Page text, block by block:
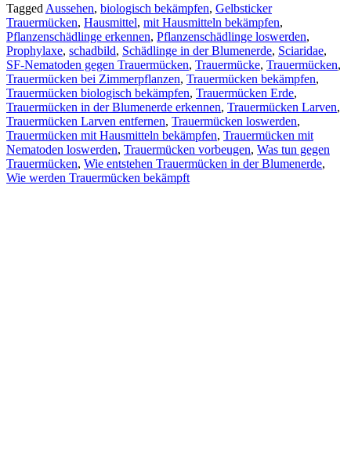
Tagged Aussehen, biologisch bekämpfen, Gelbsticker
Trauermücken, Hausmittel, mit Hausmitteln bekämpfen,
Pflanzenschädlinge erkennen, Pflanzenschädlinge loswerden,
Prophylaxe, schadbild, Schädlinge in der Blumenerde, Sciaridae,
SF-Nematoden gegen Trauermücken, Trauermücke, Trauermücken,
Trauermücken bei Zimmerpflanzen, Trauermücken bekämpfen,
Trauermücken biologisch bekämpfen, Trauermücken Erde,
Trauermücken in der Blumenerde erkennen, Trauermücken Larven,
Trauermücken Larven entfernen, Trauermücken loswerden,
Trauermücken mit Hausmitteln bekämpfen, Trauermücken mit
Nematoden loswerden, Trauermücken vorbeugen, Was tun gegen
Trauermücken, Wie entstehen Trauermücken in der Blumenerde,
Wie werden Trauermücken bekämpft